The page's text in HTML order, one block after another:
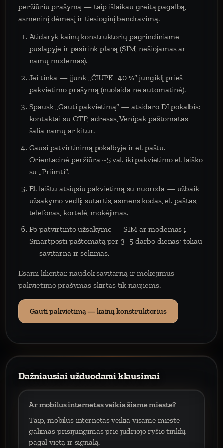
peržiūriu prašymą — taip išlaikau greitą pagalbą,
asmeninį dėmesį ir tiesioginį bendravimą.
Atidaryk kainų konstruktorių pagrindiniame
puslapyje ir pasirink planą (SIM, nešiojamas ar
namų modemas).
Jei tinka — įjunk „ČIUPK −40 %“ jungiklį prieš
pakvietimo prašymą (nuolaida ne automatinė).
Spausk „Gauti pakvietimą“ — atsidaro DI pokalbis:
kontaktai su OTP, adresas, Venipak paštomatas
šalia namų ar kitur.
Gausi patvirtinimą pokalbyje ir el. paštu.
Orientacinė peržiūra ~5 val. iki pakvietimo el. laiško
su „Priimti“.
El. laištu atsiųsiu pakvietimą su nuoroda — užbaik
užsakymo vedlį: sutartis, asmens kodas, el. paštas,
telefonas, kortelė, mokėjimas.
Po patvirtinto užsakymo — SIM ar modemas į
Smartposti paštomatą per 3–5 darbo dienas; toliau
— savitarna ir sekimas.
Esami klientai: naudok savitarną ir mokėjimus —
pakvietimo prašymas skirtas tik naujiems.
Gauti pakvietimą — kainų konstruktorius
Dažniausiai užduodami klausimai
Ar mobilus internetas veikia šiame mieste?
Taip, mobilus internetas veikia visame mieste –
galimas prisijungimas prie judriojo ryšio tinklų
pagal vietą ir signalą.